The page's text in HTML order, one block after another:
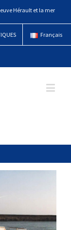
Hérault et la mer
Français